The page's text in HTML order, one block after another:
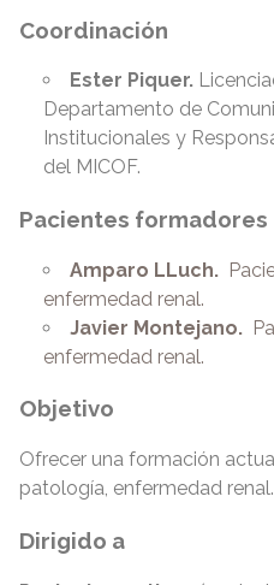
Coordinación
Ester Piquer.
Departamento de
Institucionales y
del MICOF.
Pacientes formadores
Amparo LLuch.
enfermedad renal.
Javier Montejano.
enfermedad renal.
Objetivo
Ofrecer una formación
patología, enfermedad renal.
Dirigido a